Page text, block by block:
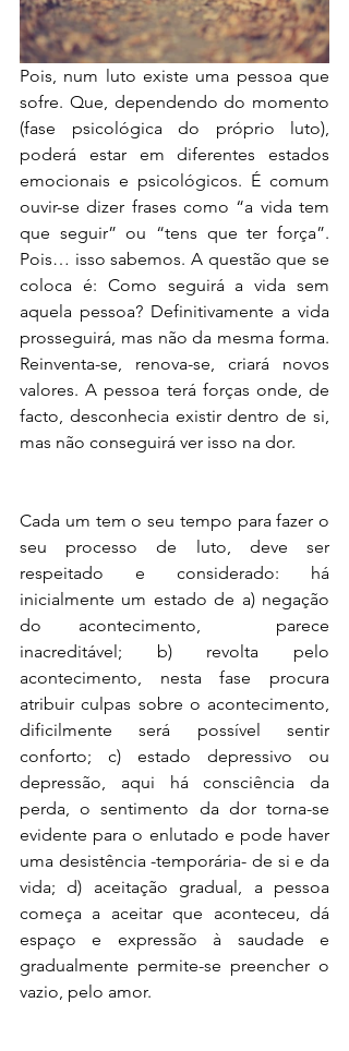
Pois, num luto existe uma pessoa que
sofre. Que, dependendo do momento
(fase psicológica do próprio luto),
poderá estar em diferentes estados
emocionais e psicológicos. É comum
ouvir-se dizer frases como “a vida tem
que seguir” ou “tens que ter força”.
Pois… isso sabemos. A questão que se
coloca é: Como seguirá a vida sem
aquela pessoa? Definitivamente a vida
prosseguirá, mas não da mesma forma.
Reinventa-se, renova-se, criará novos
valores. A pessoa terá forças onde, de
facto, desconhecia existir dentro de si,
mas não conseguirá ver isso na dor.
Cada um tem o seu tempo para fazer o
seu processo de luto, deve ser
respeitado e considerado: há
inicialmente um estado de a) negação
do acontecimento,  parece
inacreditável; b) revolta pelo
acontecimento, nesta fase procura
atribuir culpas sobre o acontecimento,
dificilmente será possível sentir
conforto; c) estado depressivo ou
depressão, aqui há consciência da
perda, o sentimento da dor torna-se
evidente para o enlutado e pode haver
uma desistência -temporária- de si e da
vida; d) aceitação gradual, a pessoa
começa a aceitar que aconteceu, dá
espaço e expressão à saudade e
gradualmente permite-se preencher o
vazio, pelo amor.